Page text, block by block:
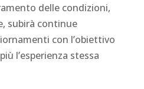
delle condizioni,
subirà continue
con l’obiettivo
l’esperienza stessa